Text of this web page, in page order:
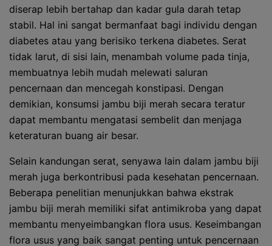
diserap lebih bertahap dan kadar gula darah tetap
stabil. Hal ini sangat bermanfaat bagi individu dengan
diabetes atau yang berisiko terkena diabetes. Serat
tidak larut, di sisi lain, menambah volume pada tinja,
membuatnya lebih mudah melewati saluran
pencernaan dan mencegah konstipasi. Dengan
demikian, konsumsi jambu biji merah secara teratur
dapat membantu mengatasi sembelit dan menjaga
keteraturan buang air besar.
Selain kandungan serat, senyawa lain dalam jambu biji
merah juga berkontribusi pada kesehatan pencernaan.
Beberapa penelitian menunjukkan bahwa ekstrak
jambu biji merah memiliki sifat antimikroba yang dapat
membantu menyeimbangkan flora usus. Keseimbangan
flora usus yang baik sangat penting untuk pencernaan